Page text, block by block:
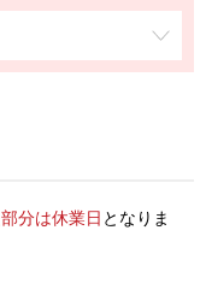
分は休業日 となりま